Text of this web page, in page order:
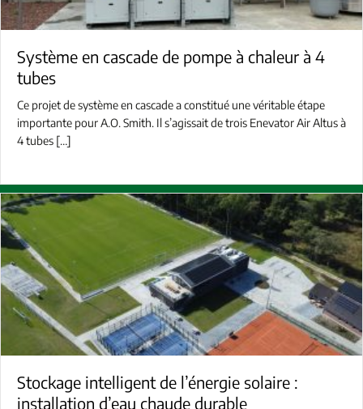
Système en cascade de pompe à chaleur à 4
tubes
Ce projet de système en cascade a constitué une véritable étape
importante pour A.O. Smith. Il s’agissait de trois Enevator Air Altus à
4 tubes […]
Stockage intelligent de l’énergie solaire :
installation d’eau chaude durable